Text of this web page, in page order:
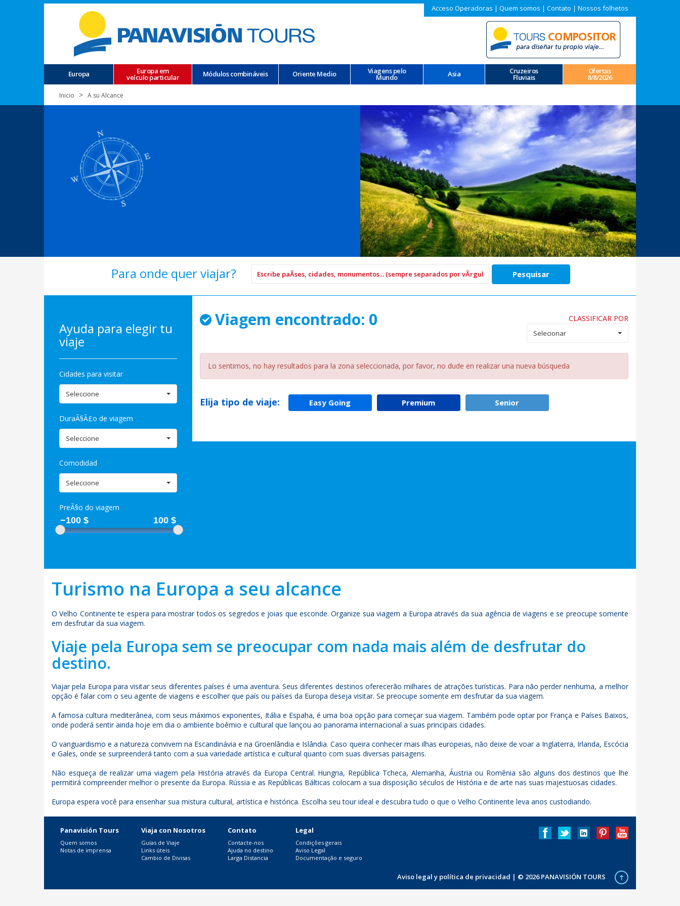
Acceso Operadoras | Quem somos | Contato | Nossos folhetos
Europa Europa em
veículo particular Módulos combináveis Oriente Medio Viagens pelo
Mundo Asia Cruzeiros
Fluviais
Ofertas
8/8/2026
Inicio A su Alcance
Para onde quer viajar?
Ayuda para elegir tu
viaje
Cidades para visitar
Seleccione
DuraÃ§Ã£o de viagem
Seleccione
Comodidad
Seleccione
PreÃ§o do viagem
−100 $ 100$
Viagem encontrado: 0 CLASSIFICAR POR
Selecionar
Lo sentimos, no hay resultados para la zona seleccionada, por favor, no dude en realizar una nueva búsqueda
Elija tipo de viaje: Easy Going Premium Senior
Turismo na Europa a seu alcance
O Velho Continente te espera para mostrar todos os segredos e joias que esconde. Organize sua viagem a Europa através da sua agência de viagens e se preocupe somente
em desfrutar da sua viagem.
Viaje pela Europa sem se preocupar com nada mais além de desfrutar do
destino.
Viajar pela Europa para visitar seus diferentes países é uma aventura. Seus diferentes destinos oferecerão milhares de atrações turísticas. Para não perder nenhuma, a melhor
opção é falar com o seu agente de viagens e escolher que país ou países da Europa deseja visitar. Se preocupe somente em desfrutar da sua viagem.
A famosa cultura mediterânea, com seus máximos exponentes, Itália e Espaha, é uma boa opção para começar sua viagem. Também pode optar por França e Países Baixos,
onde poderá sentir ainda hoje em dia o ambiente boêmio e cultural que lançou ao panorama internacional a suas principais cidades.
O vanguardismo e a natureza convivem na Escandinávia e na Groenlândia e Islândia. Caso queira conhecer mais ilhas europeias, não deixe de voar a Inglaterra, Irlanda, Escócia
e Gales, onde se surpreenderá tanto com a sua variedade artística e cultural quanto com suas diversas paisagens.
Não esqueça de realizar uma viagem pela História através da Europa Central. Hungria, República Tcheca, Alemanha, Áustria ou Romênia são alguns dos destinos que lhe
permitirá compreender melhor o presente da Europa. Rússia e as Repúblicas Bálticas colocam a sua disposição séculos de História e de arte nas suas majestuosas cidades.
Europa espera você para ensenhar sua mistura cultural, artística e histórica. Escolha seu tour ideal e descubra tudo o que o Velho Continente leva anos custodiando.
Panavisión Tours
Quem somos
Notas de imprensa
Viaja con Nosotros
Guías de Viaje
Links úteis
Cambio de Divisas
Contato
Contacte-nos
Ajuda no destino
Larga Distancia
Legal
Condições gerais
Aviso Legal
Documentação e seguro
Aviso legal y política de privacidad | © 2026 PANAVISIÓN TOURS